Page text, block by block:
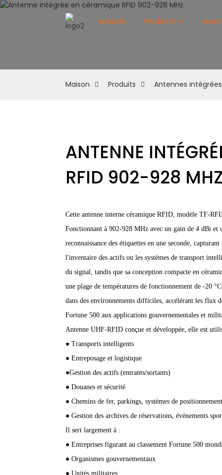
MAISON PRODUITS
Maison Produits Antennes intégrées
ANTENNE
RFID 902-928 MHZ
Cette antenne interne céramique RFID, modèle TF-
Fonctionnant à 902-928 MHz avec un gain de 4 dBi et
reconnaissance des étiquettes en une seconde,
l'inventaire des actifs ou les systèmes de transport
du signal, tandis que sa conception compacte en
une plage de températures de fonctionnement de -20
dans des environnements difficiles, accélérant les flux
Fortune 500 aux applications gouvernementales et
Antenne UHF-RFID conçue et développée, elle est
● Transports intelligents
● Entreposage et logistique
●Gestion des actifs (entrants/sortants)
● Douanes et sécurité
● Chemins de fer, parkings, systèmes de positionnement
● Gestion des archives de réservations, événements
Il sert largement à :
● Entreprises figurant au classement Fortune 500
● Organismes gouvernementaux
● Unités militaires